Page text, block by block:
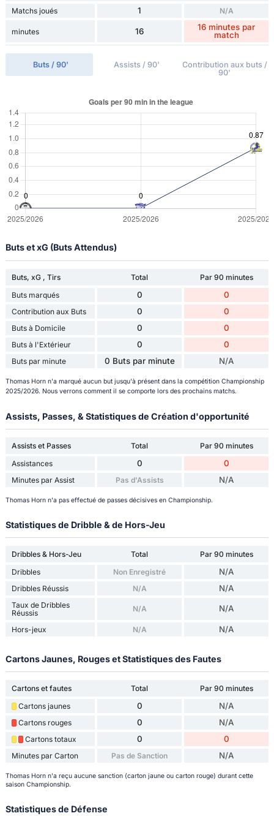
Matchs joués
1 N/A
minutes 16
16 minutes par
match
Buts / 90' Assists / 90'
Contribution aux buts /
90'
Buts et xG (Buts Attendus)
Buts, xG , Tirs Total
Par 90 minutes
Buts marqués
0 0
Contribution aux Buts 0 0
Buts à Domicile 0 0
Buts à l'Extérieur 0 0
Buts par minute 0 Buts par minute N/A
Thomas Horn n'a marqué aucun but jusqu'à présent dans la compétition Championship
2025/2026. Nous verrons comment il se comporte lors des prochains matchs.
Assists, Passes, & Statistiques de Création d'opportunité
Assists et Passes Total
Par 90 minutes
Assistances
0 0
Minutes par Assist Pas d'Assists N/A
Thomas Horn n'a pas effectué de passes décisives en Championship.
Statistiques de Dribble & de Hors-Jeu
Dribbles & Hors-Jeu Total
Par 90 minutes
Dribbles
Non Enregistré N/A
Dribbles Réussis N/A N/A
Taux de Dribbles
Réussis
N/A N/A
Hors-jeux N/A N/A
Cartons Jaunes, Rouges et Statistiques des Fautes
Cartons et fautes Total
Par 90 minutes
Cartons jaunes
0 N/A
Cartons rouges 0 N/A
Cartons totaux 0 0
Minutes par Carton Pas de Sanction N/A
Thomas Horn n'a reçu aucune sanction (carton jaune ou carton rouge) durant cette
saison Championship.
Statistiques de Défense